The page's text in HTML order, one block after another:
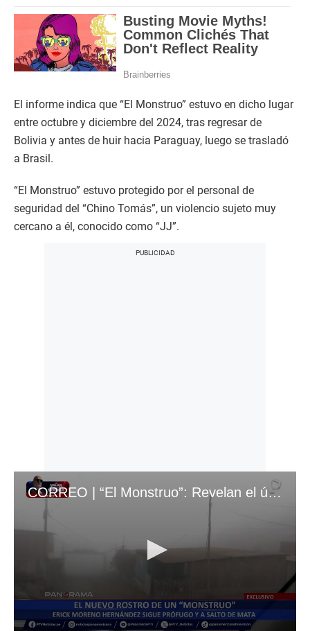
El informe indica que “El Monstruo” estuvo en dicho lugar
entre octubre y diciembre del 2024, tras regresar de
Bolivia y antes de huir hacia Paraguay, luego se trasladó
a Brasil.
“El Monstruo” estuvo protegido por el personal de
seguridad del “Chino Tomás”, un violencio sujeto muy
cercano a él, conocido como “JJ”.
CORREO | “El Monstruo”: Revelan el último escondite de Erick Moreno en Perú